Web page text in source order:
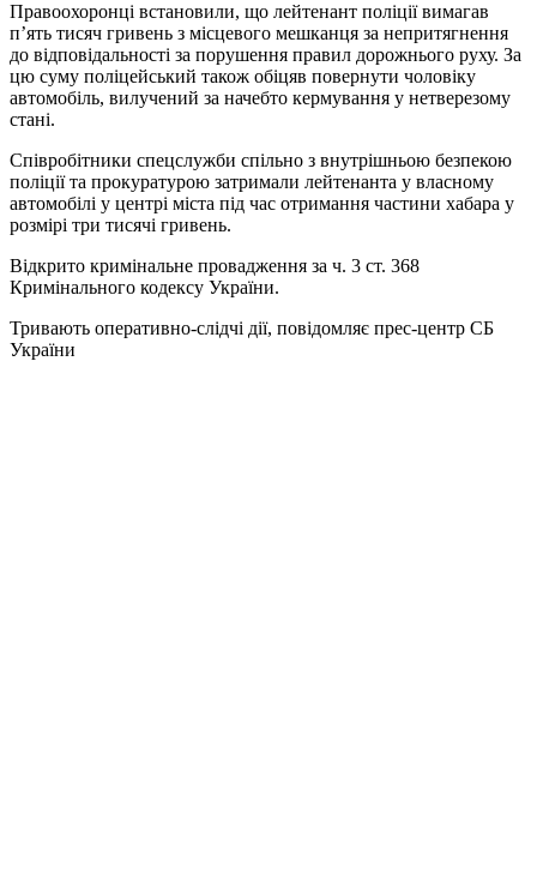
Правоохоронці встановили, що лейтенант поліції вимагав
п’ять тисяч гривень з місцевого мешканця за непритягнення
до відповідальності за порушення правил дорожнього руху. За
цю суму поліцейський також обіцяв повернути чоловіку
автомобіль, вилучений за начебто кермування у нетверезому
стані.
Співробітники спецслужби спільно з внутрішньою безпекою
поліції та прокуратурою затримали лейтенанта у власному
автомобілі у центрі міста під час отримання частини хабара у
розмірі три тисячі гривень.
Відкрито кримінальне провадження за ч. 3 ст. 368
Кримінального кодексу України.
Тривають оперативно-слідчі дії, повідомляє прес-центр СБ
України